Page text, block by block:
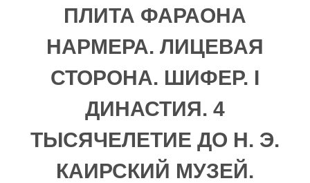
ПЛИТА ФАРАОНА
НАРМЕРА. ЛИЦЕВАЯ
СТОРОНА. ШИФЕР. I
ДИНАСТИЯ. 4
ТЫСЯЧЕЛЕТИЕ ДО Н. Э.
КАИРСКИЙ МУЗЕЙ.